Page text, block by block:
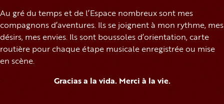
Au gré du temps et de l’Espace nombreux sont mes
compagnons d’aventures. Ils se joignent à mon rythme, mes
désirs, mes envies. Ils sont boussoles d’orientation, carte
routière pour chaque étape musicale enregistrée ou mise
en scène.
Gracias a la vida. Merci à la vie.